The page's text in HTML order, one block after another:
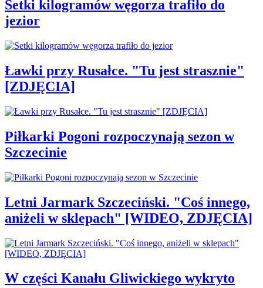
Setki kilogramów węgorza trafiło do
jezior
Ławki przy Rusałce. "Tu jest strasznie"
[ZDJĘCIA]
Piłkarki Pogoni rozpoczynają sezon w
Szczecinie
Letni Jarmark Szczeciński. "Coś innego,
aniżeli w sklepach" [WIDEO, ZDJĘCIA]
W części Kanału Gliwickiego wykryto